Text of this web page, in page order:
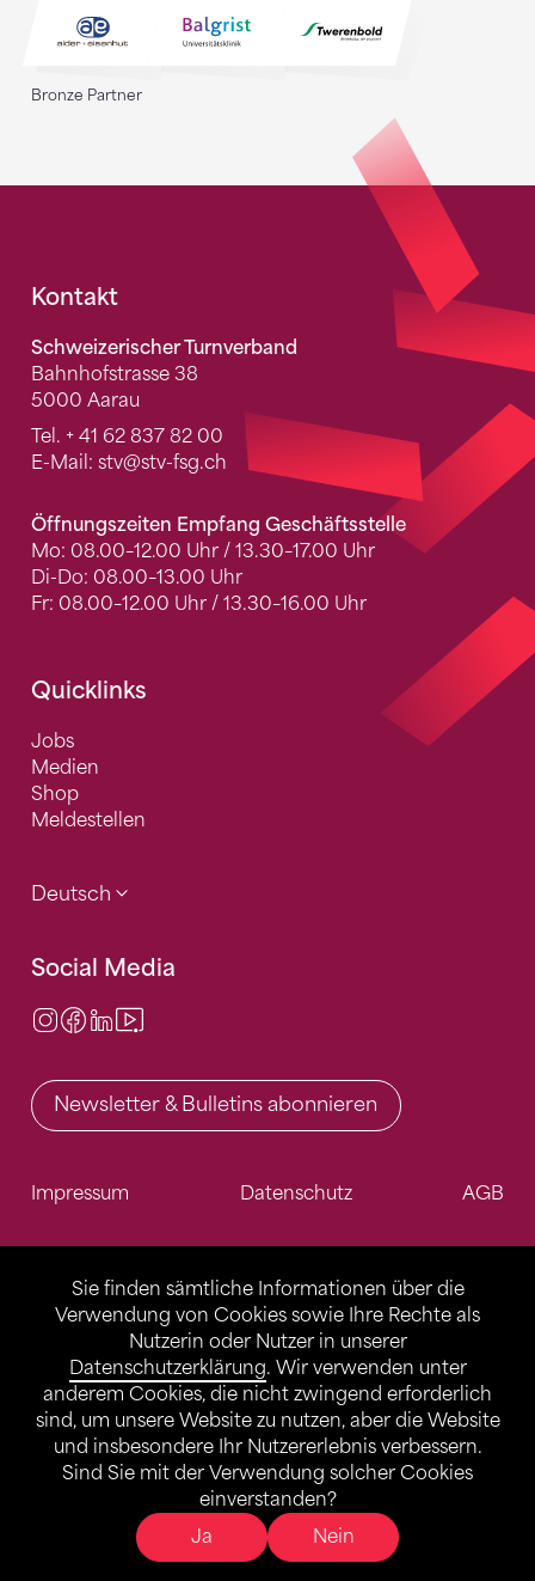
Sie finden sämtliche Informationen über die
Verwendung von Cookies sowie Ihre Rechte als
Nutzerin oder Nutzer in unserer
Datenschutzerklärung. Wir verwenden unter
anderem Cookies, die nicht zwingend erforderlich
sind, um unsere Website zu nutzen, aber die Website
und insbesondere Ihr Nutzererlebnis verbessern.
Sind Sie mit der Verwendung solcher Cookies
einverstanden?
Ja
Nein
Bronze Partner
Fusszeile
Kontakt
Schweizerischer Turnverband
Bahnhofstrasse 38
5000 Aarau
Tel. + 41 62 837 82 00
E-Mail: stv@stv-fsg.ch
Öffnungszeiten Empfang Geschäftsstelle
Mo: 08.00–12.00 Uhr / 13.30–17.00 Uhr
Di-Do: 08.00–13.00 Uhr
Fr: 08.00–12.00 Uhr / 13.30–16.00 Uhr
Quicklinks
Jobs
Medien
Shop
Meldestellen
Deutsch
Social Media
Instagram
Facebook
LinkedIn
Newsletter & Bulletins abonnieren
Impressum Datenschutz AGB